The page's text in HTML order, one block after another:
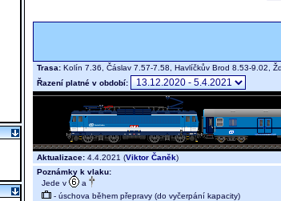
Trasa: Kolín 7.36, Čáslav 7.57-7.58, Havlíčkův Brod 8.53-9.02,
Řazení platné v období:
Aktualizace: 4.4.2021 (Viktor Čaněk)
Poznámky k vlaku:
Jede v
a
- úschova během přepravy (do vyčerpání kapacity)